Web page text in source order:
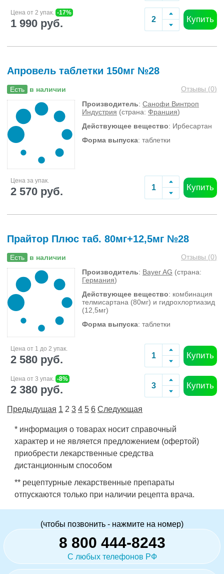
Цена от 2 упак. -17%
1 990 руб. Купить
Апровель таблетки 150мг №28
Есть в наличии Отзывы (0)
Производитель: Санофи Винтроп
Индустрия (страна: Франция)
Действующее вещество: Ирбесартан
Форма выпуска: таблетки
Цена за упак.
2 570 руб. Купить
Прайтор Плюс таб. 80мг+12,5мг №28
Есть в наличии Отзывы (0)
Производитель: Bayer AG (страна:
Германия)
Действующее вещество: комбинация
телмисартана (80мг) и гидрохлортиазид
(12,5мг)
Форма выпуска: таблетки
Цена от 1 до 2 упак.
2 580 руб. Купить
Цена от 3 упак. -8%
2 380 руб. Купить
Предыдущая 1 2 3 4 5 6 Следующая
* информация о товарах носит справочный
характер и не является предложением (офертой)
приобрести лекарственные средства
дистанционным способом
** рецептурные лекарственные препараты
отпускаются только при наличии рецепта врача.
(чтобы позвонить - нажмите на номер)
8 800 444-8243
С любых телефонов РФ